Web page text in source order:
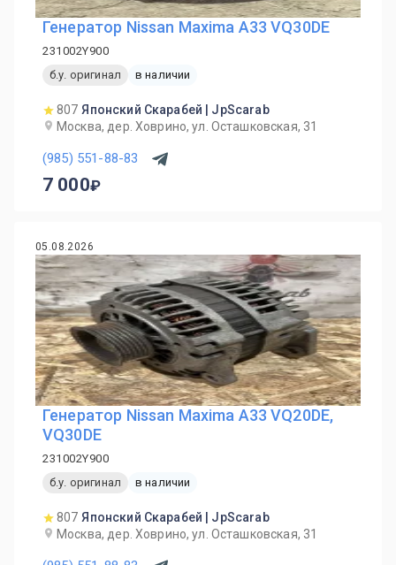
Генератор Nissan Maxima A33 VQ30DE
231002Y900
б.у. оригинал
в наличии
807 Японский Скарабей | JpScarab
Москва, дер. Ховрино, ул. Осташковская, 31
(985) 551-88-83
7 000
05.08.2026
Генератор Nissan Maxima A33 VQ20DE,
VQ30DE
231002Y900
б.у. оригинал
в наличии
807 Японский Скарабей | JpScarab
Москва, дер. Ховрино, ул. Осташковская, 31